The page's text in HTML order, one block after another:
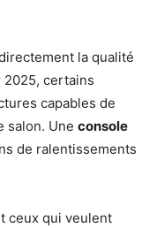
la qualité
certains
capables de
salon. Une console
de ralentissements
ceux qui veulent